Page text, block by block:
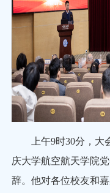
上午9时30分，大
庆大学航空航天学院
辞。他对各位校友和